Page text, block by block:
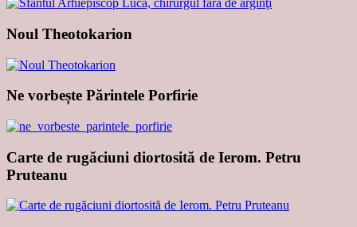
Noul Theotokarion
Ne vorbește Părintele Porfirie
Carte de rugăciuni diortosită de Ierom. Petru
Pruteanu